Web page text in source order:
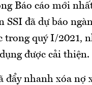
Báo cáo mới
SSI đã dự báo
trong quý I/2021,
được cải thiện.
đẩy nhanh xóa nợ